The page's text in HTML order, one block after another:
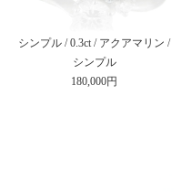
シンプル / 0.3ct / アクアマリン /
シンプル
180,000円